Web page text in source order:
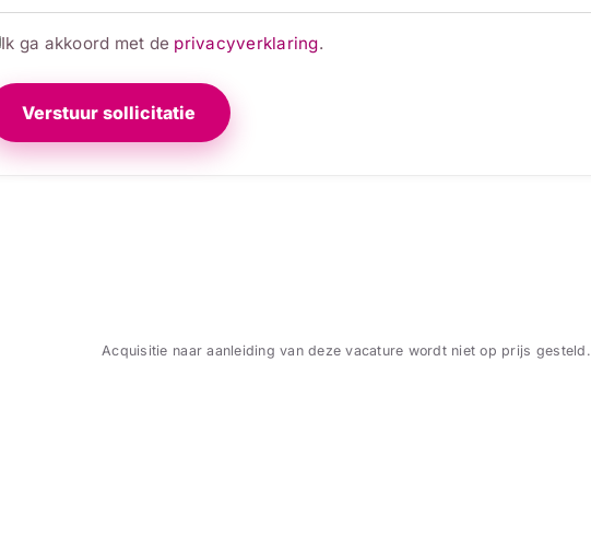
Ik ga akkoord met de privacyverklaring.
Verstuur sollicitatie
Acquisitie naar aanleiding van deze vacature wordt niet op prijs gesteld.